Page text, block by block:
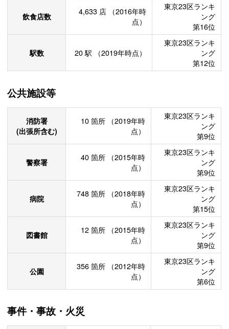
飲食店数 4,633 店
（2016年時
点）
東京23区ランキ
ング
第16位
駅数 20 駅 （2019年時点）
東京23区ランキ
ング
第12位
公共施設等
消防署
(出張所含む)
10 箇所
（2019年時
点）
東京23区ランキ
ング
第9位
警察署 40 箇所
（2015年時
点）
東京23区ランキ
ング
第9位
病院 748 箇所
（2018年時
点）
東京23区ランキ
ング
第15位
図書館 12 箇所
（2015年時
点）
東京23区ランキ
ング
第9位
公園 356 箇所
（2012年時
点）
東京23区ランキ
ング
第6位
事件・事故・火災